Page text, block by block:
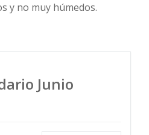
y no muy húmedos.
Junio